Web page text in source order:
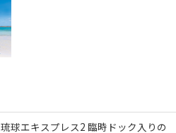
琉球エキスプレス2 臨時ドック入りの